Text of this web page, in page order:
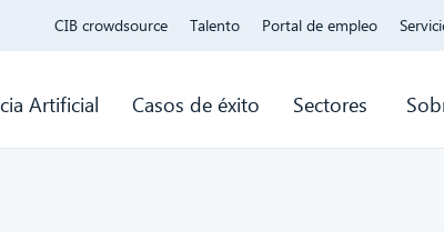
CIB crowdsource Talento Portal de empleo
Artificial Casos de éxito Sectores